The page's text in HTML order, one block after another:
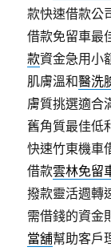
款快速借款公
借款免留車最
款資金急用小
肌膚溫和醫洗
膚質挑選適合
舊角質最佳低
快速竹東機車
借款雲林免留
撥款靈活週轉
需借錢的資金
當舖幫助客戶